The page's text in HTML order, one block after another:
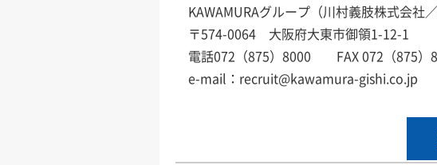
KAWAMURAグループ（川村義肢株式会
〒574-0064 大阪府大東市御領1-12-1
電話072（875）8000 FAX 072（875）
e-mail：recruit@kawamura-gishi.co.jp